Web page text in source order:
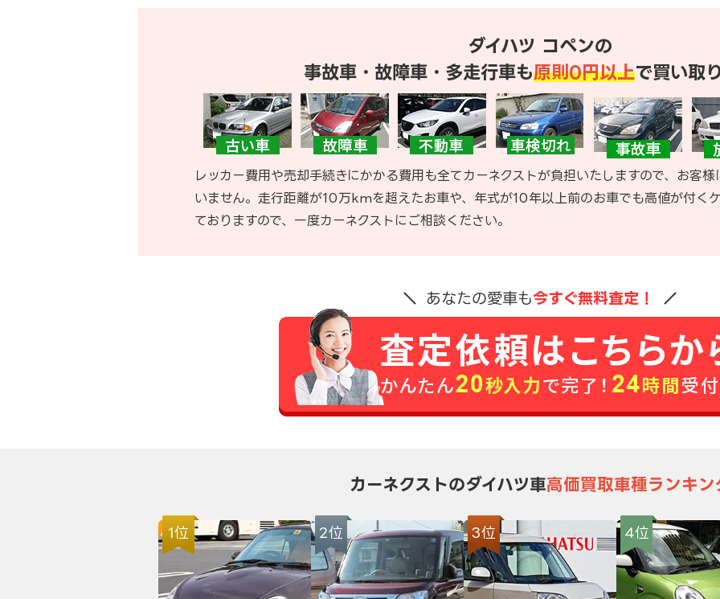
ダイハツ コペンの
事故車・故障車・多走行車も原則0円以上で買い取
レッカー費用や売却手続きにかかる費用も全てカーネクストが負担いたしますので、お客
いません。走行距離が10万kmを超えたお車や、年式が10年以上前のお車でも高値が付く
ておりますので、一度カーネクストにご相談ください。
あなたの愛車も今すぐ無料査定！
カーネクストのダイハツ車高価買取車種ランキン
1位 2位 3位 4位